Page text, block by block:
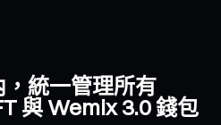
統一管理所有
與 Wemix 3.0 錢包